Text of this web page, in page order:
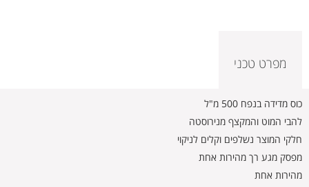
מפרט טכני
כוס מדידה בנפח 500 מ"ל
להבי המוט והמקצף מנירוסטה
חלקי המוצר נשלפים וקלים לניקוי
מפסק מגע רך מהירות אחת
מהירות אחת